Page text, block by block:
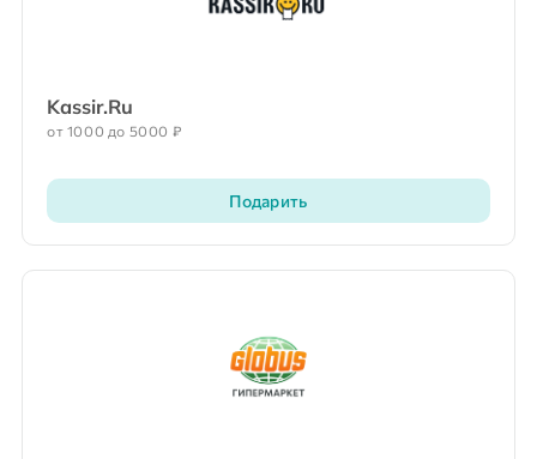
Kassir.Ru
от 1000 до 5000 ₽
Подарить